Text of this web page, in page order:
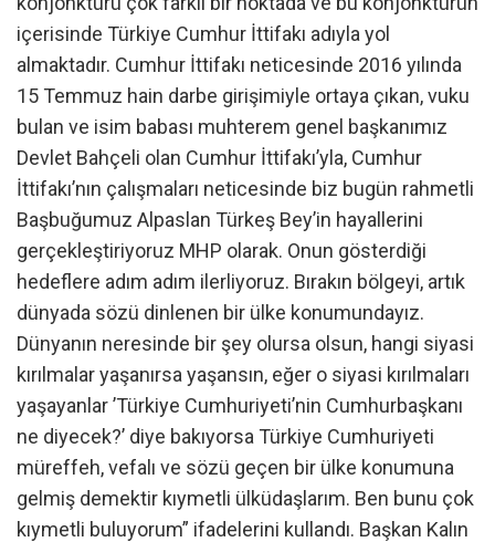
içerisinde Türkiye Cumhur İttifakı adıyla yol
almaktadır. Cumhur İttifakı neticesinde 2016 yılında
15 Temmuz hain darbe girişimiyle ortaya çıkan, vuku
bulan ve isim babası muhterem genel başkanımız
Devlet Bahçeli olan Cumhur İttifakı’yla, Cumhur
İttifakı’nın çalışmaları neticesinde biz bugün rahmetli
Başbuğumuz Alpaslan Türkeş Bey’in hayallerini
gerçekleştiriyoruz MHP olarak. Onun gösterdiği
hedeflere adım adım ilerliyoruz. Bırakın bölgeyi, artık
dünyada sözü dinlenen bir ülke konumundayız.
Dünyanın neresinde bir şey olursa olsun, hangi siyasi
kırılmalar yaşanırsa yaşansın, eğer o siyasi kırılmaları
yaşayanlar ’Türkiye Cumhuriyeti’nin Cumhurbaşkanı
ne diyecek?’ diye bakıyorsa Türkiye Cumhuriyeti
müreffeh, vefalı ve sözü geçen bir ülke konumuna
gelmiş demektir kıymetli ülküdaşlarım. Ben bunu çok
kıymetli buluyorum” ifadelerini kullandı. Başkan Kalın